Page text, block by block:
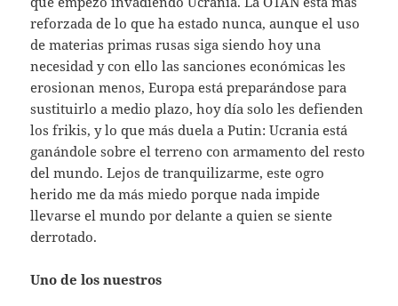
reforzada de lo que ha estado nunca, aunque el uso
de materias primas rusas siga siendo hoy una
necesidad y con ello las sanciones económicas les
erosionan menos, Europa está preparándose para
sustituirlo a medio plazo, hoy día solo les defienden
los frikis, y lo que más duela a Putin: Ucrania está
ganándole sobre el terreno con armamento del resto
del mundo. Lejos de tranquilizarme, este ogro
herido me da más miedo porque nada impide
llevarse el mundo por delante a quien se siente
derrotado.
Uno de los nuestros